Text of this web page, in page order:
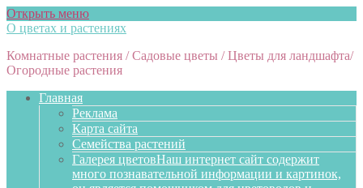
Открыть меню
О цветах и растениях
Комнатные растения / Садовые цветы / Цветы для ландшафта/
Огородные растения
Главная
Реклама
Карта сайта
Семейства растений
Галерея цветовНаш интернет сайт содержит
много познавательной информации и картинок,